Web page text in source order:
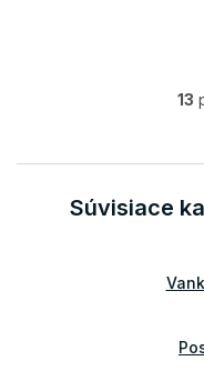
13
Súvisiace